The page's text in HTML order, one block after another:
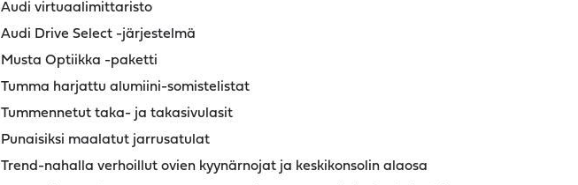
Audi virtuaalimittaristo
Audi Drive Select -järjestelmä
Musta Optiikka -paketti
Tumma harjattu alumiini-somistelistat
Tummennetut taka- ja takasivulasit
Punaisiksi maalatut jarrusatulat
Trend-nahalla verhoillut ovien kyynärnojat ja keskikonsolin alaosa